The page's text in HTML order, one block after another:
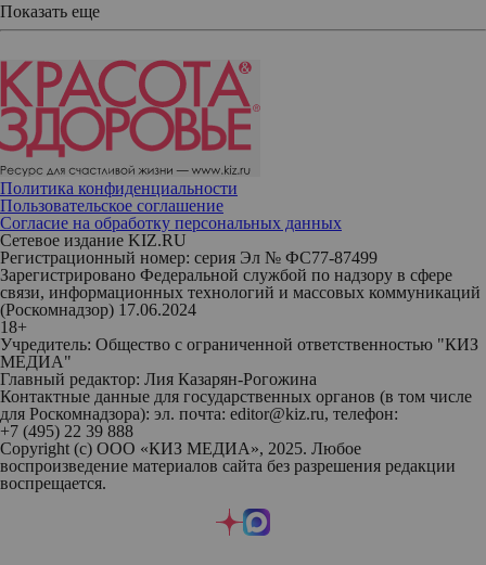
Показать еще
Политика конфиденциальности
Пользовательское соглашение
Согласие на обработку персональных данных
Сетевое издание KIZ.RU
Регистрационный номер: серия Эл № ФС77-87499
Зарегистрировано Федеральной службой по надзору в сфере
связи, информационных технологий и массовых коммуникаций
(Роскомнадзор) 17.06.2024
18+
Учредитель: Общество с ограниченной ответственностью "КИЗ
МЕДИА"
Главный редактор: Лия Казарян-Рогожина
Контактные данные для государственных органов (в том числе
для Роскомнадзора): эл. почта: editor@kiz.ru, телефон:
+7 (495) 22 39 888
Copyright (с) ООО «КИЗ МЕДИА», 2025. Любое
воспроизведение материалов сайта без разрешения редакции
воспрещается.